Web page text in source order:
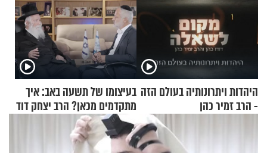
היהדות ויתרונותיה בעולם הזה
- הרב זמיר כהן
בעיצומו של תשעה באב: איך
מתקדמים מכאן? הרב יצחק דוד
גרוסמן בשיחה מיוחדת